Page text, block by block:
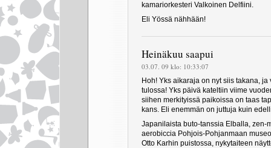
kamariorkesteri Valkoinen Delfiini.
Eli Yössä nähhään!
Heinäkuu saapui
03.07. 09 klo: 10:33:07
Hoh! Yks aikaraja on nyt siis takana,
tulossa! Yks päivä kateltiin viime
siihen merkityissä paikoissa on taas
kans. Eli enemmän on juttuja kuin
Japanilaista buto-tanssia Elballa, zen-
aerobiccia Pohjois-Pohjanmaan
Otto Karhin puistossa, nykytaiteen